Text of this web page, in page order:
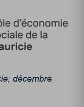
décembre